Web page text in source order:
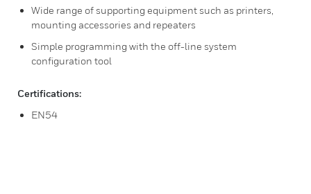
Wide range of supporting equipment such as printers,
mounting accessories and repeaters
Simple programming with the off-line system
configuration tool
Certifications:
EN54